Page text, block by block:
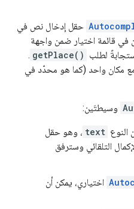
حقل إدخال نص في
في قائمة اختيار ضمن واجهة
لطلب getPlace()
.
مع مكان واحد (كما هو محدّد في
وسيطتَين:
text ، وهو حقل
التلقائي وسترفق
اختياري، يمكن أن